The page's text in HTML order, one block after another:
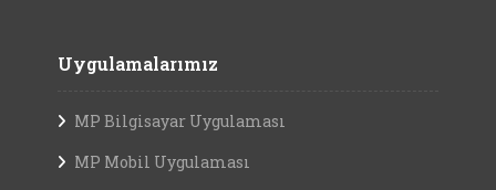
Uygulamalarımız
MP Bilgisayar Uygulaması
MP Mobil Uygulaması